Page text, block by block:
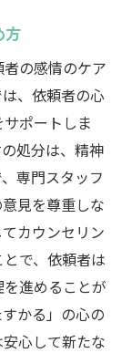
方
の感情のケア
、依頼者の心
ポートしま
処分は、精神
専門スタッフ
見を尊重しな
カウンセリン
で、依頼者は
進めることが
かる」の心の
心して新たな